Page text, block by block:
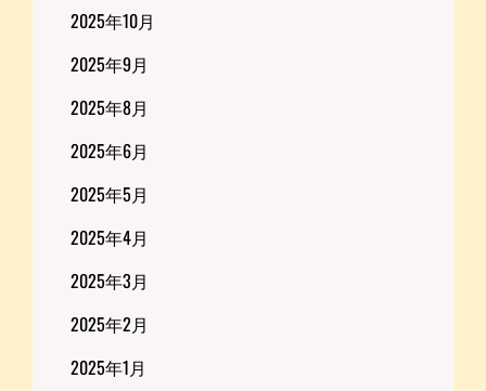
2025年10月
2025年9月
2025年8月
2025年6月
2025年5月
2025年4月
2025年3月
2025年2月
2025年1月